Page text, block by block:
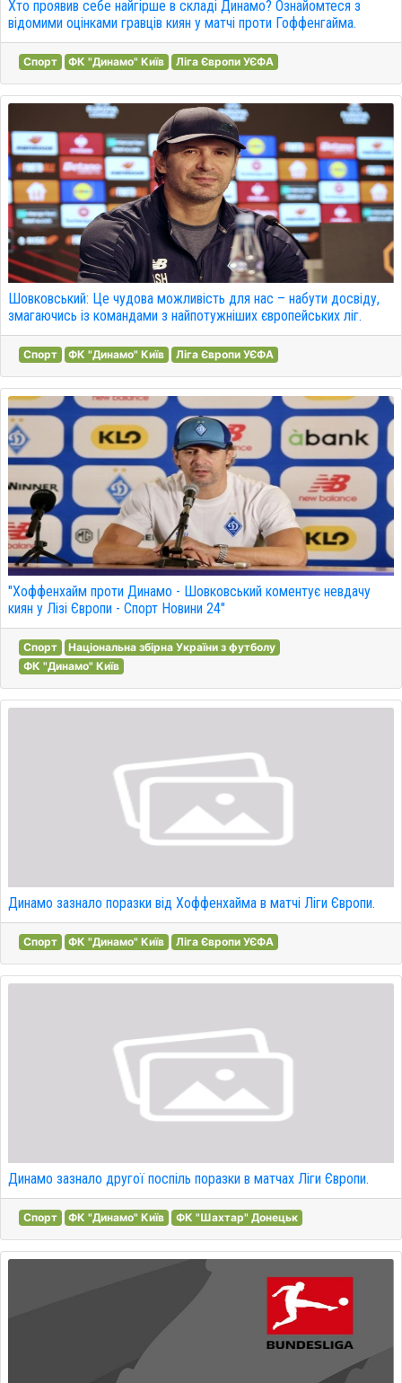
Хто проявив себе найгірше в складі Динамо? Ознайомтеся з
відомими оцінками гравців киян у матчі проти Гоффенгайма.
Спорт ФК "Динамо" Київ Ліга Європи УЄФА
Шовковський: Це чудова можливість для нас – набути досвіду,
змагаючись із командами з найпотужніших європейських ліг.
Спорт ФК "Динамо" Київ Ліга Європи УЄФА
"Хоффенхайм проти Динамо - Шовковський коментує невдачу
киян у Лізі Європи - Спорт Новини 24"
Спорт
Національна збірна України з футболу
ФК "Динамо" Київ
Динамо зазнало поразки від Хоффенхайма в матчі Ліги Європи.
Спорт ФК "Динамо" Київ Ліга Європи УЄФА
Динамо зазнало другої поспіль поразки в матчах Ліги Європи.
Спорт ФК "Динамо" Київ ФК "Шахтар" Донецьк